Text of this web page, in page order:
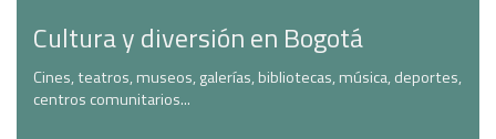
Cultura y diversión en Bogotá
Cines, teatros, museos, galerías, bibliotecas, música, deportes,
centros comunitarios...